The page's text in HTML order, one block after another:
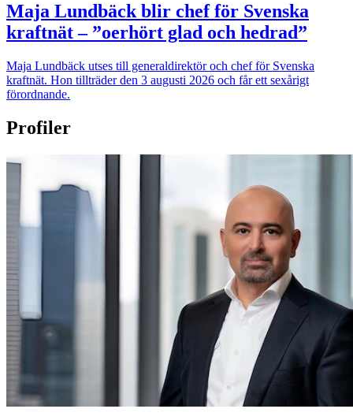
Maja Lundbäck blir chef för Svenska
kraftnät – ”oerhört glad och hedrad”
Maja Lundbäck utses till generaldirektör och chef för Svenska
kraftnät. Hon tillträder den 3 augusti 2026 och får ett sexårigt
förordnande.
Profiler